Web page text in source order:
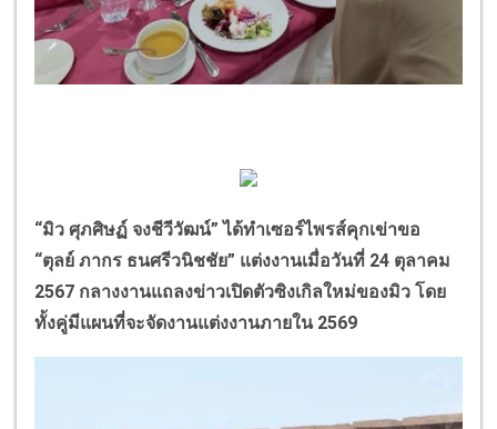
“มิว ศุภศิษฏ์ จงชีวีวัฒน์” ได้ทำเซอร์ไพรส์คุกเข่าขอ
“ตุลย์ ภากร ธนศรีวนิชชัย” แต่งงานเมื่อวันที่ 24 ตุลาคม
2567 กลางงานแถลงข่าวเปิดตัวซิงเกิลใหม่ของมิว โดย
ทั้งคู่มีแผนที่จะจัดงานแต่งงานภายใน 2569